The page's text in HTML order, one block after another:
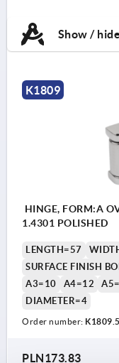
Show /
K1809
HINGE, FORM:A
1.4301 POLISHED
LENGTH=57
SURFACE FINISH
A3=10
A4=12
DIAMETER=4
Order number:
PLN173.83